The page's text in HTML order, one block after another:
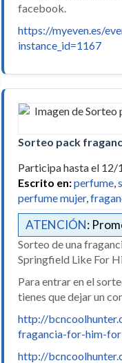
facebook.
https://myeven.es/
instance_id=1167
Sorteo pack
Participa hasta el
Escrito en:perfume,
perfume mujer,
ATENCIÓN:
Sorteo de una
Springfield Like For
Para entrar en el
tienes que dejar un
http://
fragancia-for-him-
http://